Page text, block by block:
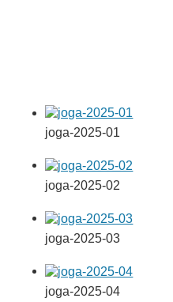
joga-2025-01
joga-2025-02
joga-2025-03
joga-2025-04